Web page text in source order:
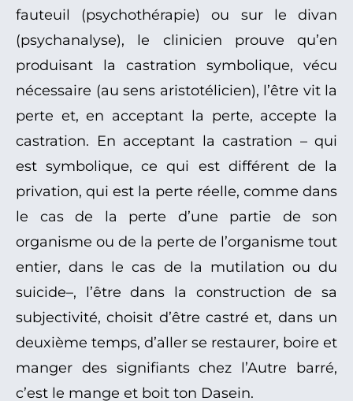
fauteuil (psychothérapie) ou sur le divan
(psychanalyse), le clinicien prouve qu’en
produisant la castration symbolique, vécu
nécessaire (au sens aristotélicien), l’être vit la
perte et, en acceptant la perte, accepte la
castration. En acceptant la castration – qui
est symbolique, ce qui est différent de la
privation, qui est la perte réelle, comme dans
le cas de la perte d’une partie de son
organisme ou de la perte de l’organisme tout
entier, dans le cas de la mutilation ou du
suicide–, l’être dans la construction de sa
subjectivité, choisit d’être castré et, dans un
deuxième temps, d’aller se restaurer, boire et
manger des signifiants chez l’Autre barré,
c’est le mange et boit ton Dasein.